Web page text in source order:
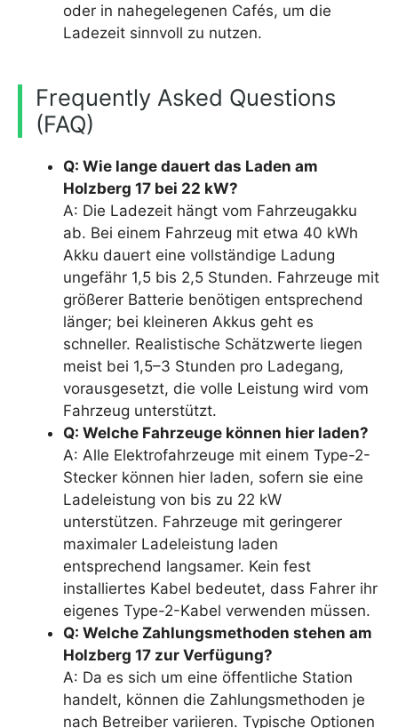
oder in nahegelegenen Cafés, um die
Ladezeit sinnvoll zu nutzen.
Frequently Asked Questions
(FAQ)
Q: Wie lange dauert das Laden am
Holzberg 17 bei 22 kW?
A: Die Ladezeit hängt vom Fahrzeugakku
ab. Bei einem Fahrzeug mit etwa 40 kWh
Akku dauert eine vollständige Ladung
ungefähr 1,5 bis 2,5 Stunden. Fahrzeuge mit
größerer Batterie benötigen entsprechend
länger; bei kleineren Akkus geht es
schneller. Realistische Schätzwerte liegen
meist bei 1,5–3 Stunden pro Ladegang,
vorausgesetzt, die volle Leistung wird vom
Fahrzeug unterstützt.
Q: Welche Fahrzeuge können hier laden?
A: Alle Elektrofahrzeuge mit einem Type-2-
Stecker können hier laden, sofern sie eine
Ladeleistung von bis zu 22 kW
unterstützen. Fahrzeuge mit geringerer
maximaler Ladeleistung laden
entsprechend langsamer. Kein fest
installiertes Kabel bedeutet, dass Fahrer ihr
eigenes Type-2-Kabel verwenden müssen.
Q: Welche Zahlungsmethoden stehen am
Holzberg 17 zur Verfügung?
A: Da es sich um eine öffentliche Station
handelt, können die Zahlungsmethoden je
nach Betreiber variieren. Typische Optionen